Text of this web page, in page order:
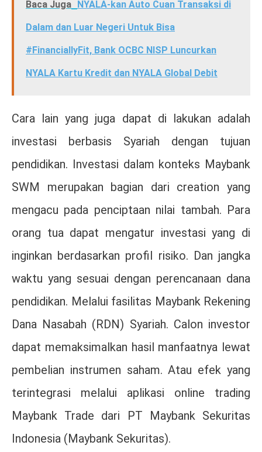
Baca Juga NYALA-kan Auto Cuan Transaksi di
Dalam dan Luar Negeri Untuk Bisa
#FinanciallyFit, Bank OCBC NISP Luncurkan
NYALA Kartu Kredit dan NYALA Global Debit
Cara lain yang juga dapat di lakukan adalah
investasi berbasis Syariah dengan tujuan
pendidikan. Investasi dalam konteks Maybank
SWM merupakan bagian dari creation yang
mengacu pada penciptaan nilai tambah. Para
orang tua dapat mengatur investasi yang di
inginkan berdasarkan profil risiko. Dan jangka
waktu yang sesuai dengan perencanaan dana
pendidikan. Melalui fasilitas Maybank Rekening
Dana Nasabah (RDN) Syariah. Calon investor
dapat memaksimalkan hasil manfaatnya lewat
pembelian instrumen saham. Atau efek yang
terintegrasi melalui aplikasi online trading
Maybank Trade dari PT Maybank Sekuritas
Indonesia (Maybank Sekuritas).